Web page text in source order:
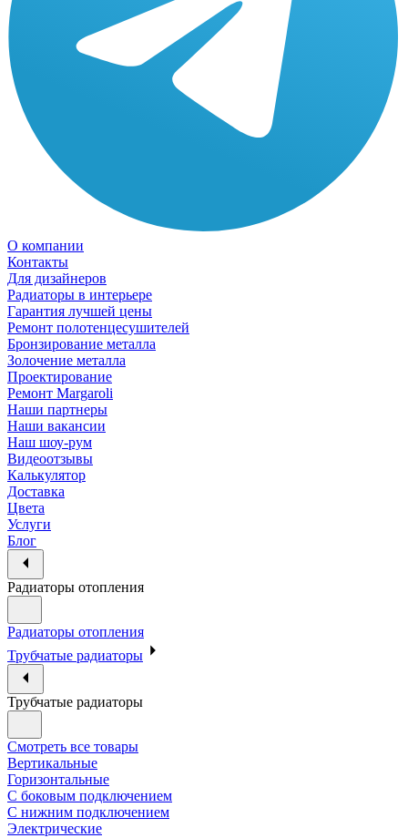
О компании
Контакты
Для дизайнеров
Радиаторы в интерьере
Гарантия лучшей цены
Ремонт полотенцесушителей
Бронзирование металла
Золочение металла
Проектирование
Ремонт Margaroli
Наши партнеры
Наши вакансии
Наш шоу-рум
Видеоотзывы
Калькулятор
Доставка
Цвета
Услуги
Блог
Радиаторы отопления
Радиаторы отопления
Трубчатые радиаторы
Трубчатые радиаторы
Смотреть все товары
Вертикальные
Горизонтальные
С боковым подключением
С нижним подключением
Электрические